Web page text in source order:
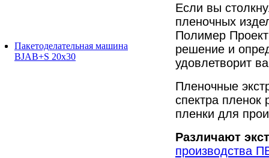
Пакетоделательная машина
BJAB+S 20x30
Если вы
пленочных
Полимер
решение и
удовлетворит
Пленочные
спектра пленок
пленки для
Различают
производства